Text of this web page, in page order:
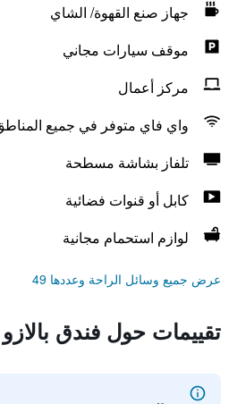
جهاز صنع القهوة/ الشاي
موقف سيارات مجاني
مركز أعمال
واي فاي متوفر في جميع
تلفاز بشاشة مسطحة
كابل أو قنوات فضائية
لوازم استحمام مجانية
عرض جميع وسائل الراحة وعددها 49
تقييمات حول فندق